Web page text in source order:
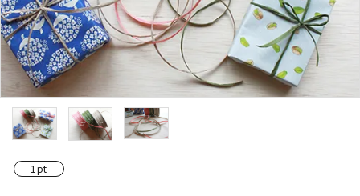
1pt